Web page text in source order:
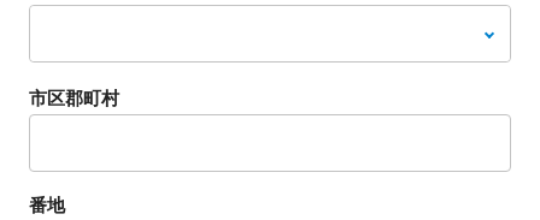
市区郡町村
番地